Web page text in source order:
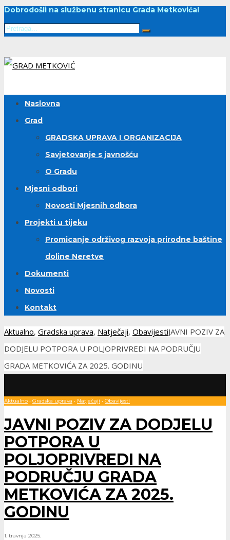
Dobrodošli na službenu stranicu Grada Metkovića!
Naslovna
Grad
GRADSKA UPRAVA I ORGANIZACIJA
Savjetovanje s javnošću
O Gradu
Mjesni odbori
Novosti Mjesnih odbora
Projekti u tijeku
Promicanje održivog razvoja prirodne baštine
doline Neretve
Dokumenti
Novosti
Kontakt
Aktualno, Gradska uprava, Natječaji, ObavijestiJAVNI POZIV ZA
DODJELU POTPORA U POLJOPRIVREDI NA PODRUČJU
GRADA METKOVIĆA ZA 2025. GODINU
Aktualno • Gradska uprava • Natječaji • Obavijesti
JAVNI POZIV ZA DODJELU
POTPORA U
POLJOPRIVREDI NA
PODRUČJU GRADA
METKOVIĆA ZA 2025.
GODINU
1. travnja 2025.